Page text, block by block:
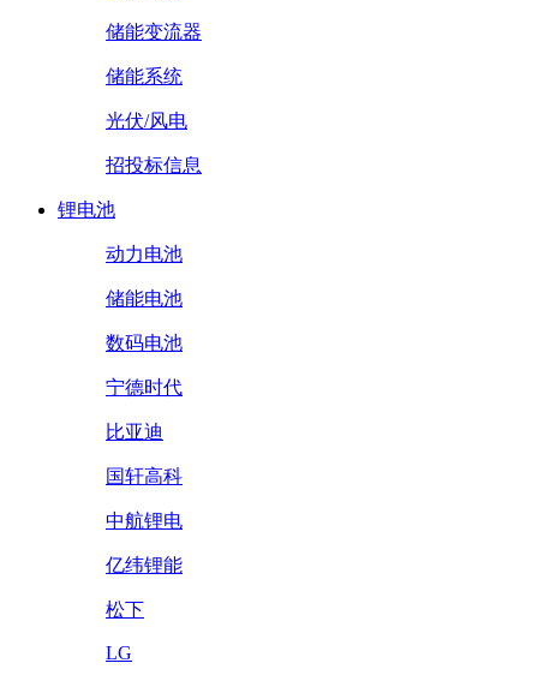
储能变流器
储能系统
光伏/风电
招投标信息
锂电池
动力电池
储能电池
数码电池
宁德时代
比亚迪
国轩高科
中航锂电
亿纬锂能
松下
LG